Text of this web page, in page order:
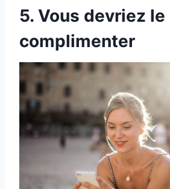
5. Vous devriez le
complimenter